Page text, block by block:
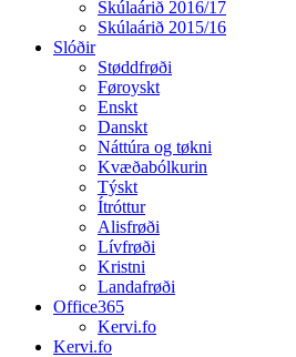
Skúlaárið 2016/17
Skúlaárið 2015/16
Slóðir
Støddfrøði
Føroyskt
Enskt
Danskt
Náttúra og tøkni
Kvæðabólkurin
Týskt
Ítróttur
Alisfrøði
Lívfrøði
Kristni
Landafrøði
Office365
Kervi.fo
Kervi.fo